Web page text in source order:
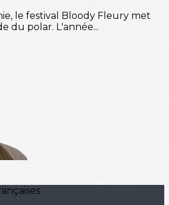
le festival Bloody Fleury met
du polar. L'année...